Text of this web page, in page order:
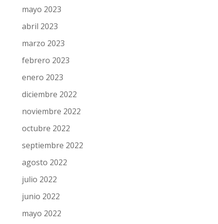
mayo 2023
abril 2023
marzo 2023
febrero 2023
enero 2023
diciembre 2022
noviembre 2022
octubre 2022
septiembre 2022
agosto 2022
julio 2022
junio 2022
mayo 2022